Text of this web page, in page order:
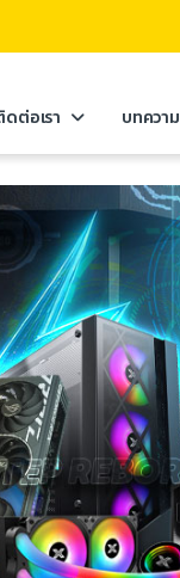
ดต่อเรา บทความ